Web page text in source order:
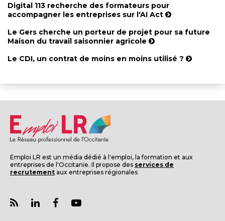
Digital 113 recherche des formateurs pour
accompagner les entreprises sur l'AI Act
Le Gers cherche un porteur de projet pour sa future
Maison du travail saisonnier agricole
Le CDI, un contrat de moins en moins utilisé ?
Emploi LR est un média dédié à l'emploi, la formation et aux
entreprises de l'Occitanie. Il propose des services de
recrutement aux entreprises régionales